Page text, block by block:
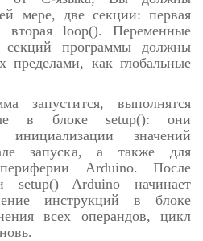
мере, две секции: первая
вторая loop(). Переменные
секций программы должны
пределами, как глобальные
запустится, выполнятся
в блоке setup(): они
значений
запуска, а также для
Arduino. После
setup() Arduino начинает
инструкций в блоке
всех операндов, цикл